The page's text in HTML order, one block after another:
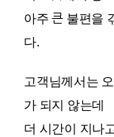
아주 큰 불편을
다.
고객님께서는
가 되지 않는데
더 시간이 지나